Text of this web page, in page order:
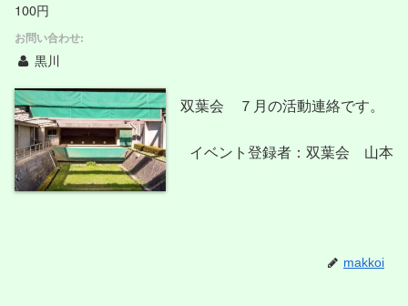
100円
お問い合わせ:
黒川
双葉会 ７月の活動連絡です。
イベント登録者：双葉会 山本
makkoi